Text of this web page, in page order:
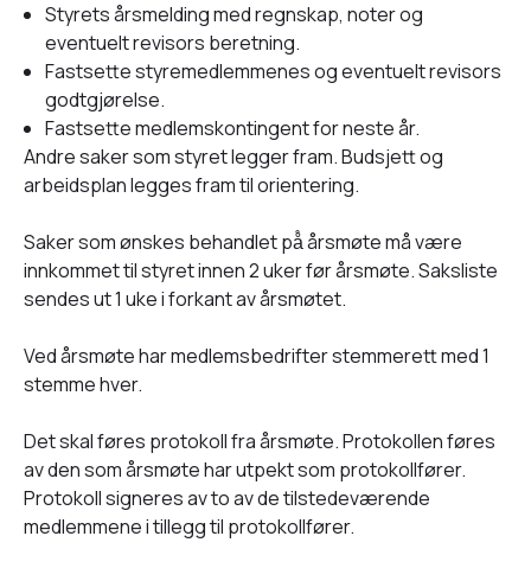
Styrets årsmelding med regnskap, noter og
eventuelt revisors beretning.
Fastsette styremedlemmenes og eventuelt revisors
godtgjørelse.
Fastsette medlemskontingent for neste år.
Andre saker som styret legger fram. Budsjett og
arbeidsplan legges fram til orientering.
Saker som ønskes behandlet på̊ årsmøte må være
innkommet til styret innen 2 uker før årsmøte. Saksliste
sendes ut 1 uke i forkant av årsmøtet.
Ved årsmøte har medlemsbedrifter stemmerett med 1
stemme hver.
Det skal føres protokoll fra årsmøte. Protokollen føres
av den som årsmøte har utpekt som protokollfører.
Protokoll signeres av to av de tilstedeværende
medlemmene i tillegg til protokollfører.